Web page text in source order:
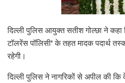
दिल्ली पुलिस आयुक्त सतीश गोल्छा ने कहा
टॉलरेंस पॉलिसी’ के तहत मादक पदार्थ
रहेगी।
दिल्ली पुलिस ने नागरिकों से अपील की कि